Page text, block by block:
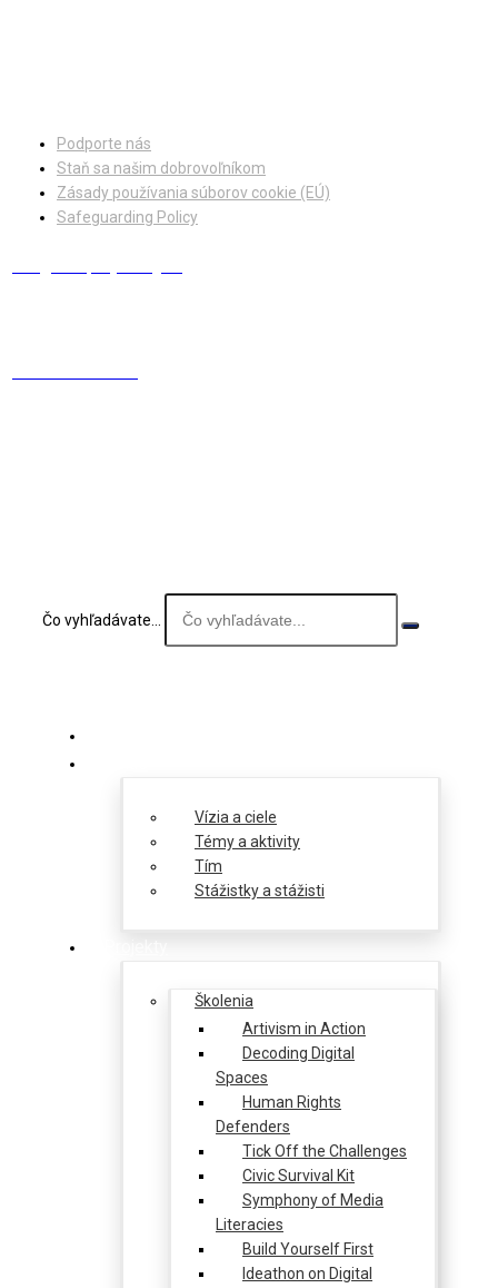
Podporte nás
Staň sa našim dobrovoľníkom
Zásady používania súborov cookie (EÚ)
Safeguarding Policy
Čo vyhľadávate...
Vízia a ciele
Témy a aktivity
Tím
Stážistky a stážisti
Školenia
Artivism in Action
Decoding Digital
Spaces
Human Rights
Defenders
Tick Off the Challenges
Civic Survival Kit
Symphony of Media
Literacies
Build Yourself First
Ideathon on Digital